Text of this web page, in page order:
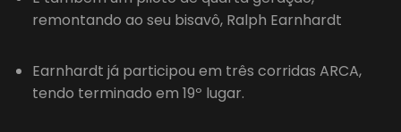
remontando ao seu bisavô, Ralph Earnhardt
Earnhardt já participou em três corridas ARCA,
tendo terminado em 19º lugar.